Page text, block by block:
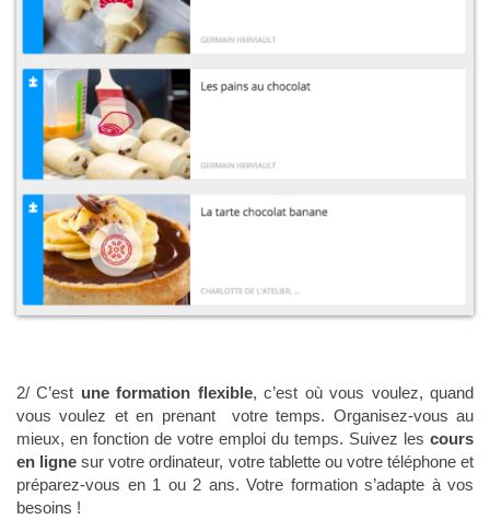
2/ C’est une formation flexible, c’est où vous voulez, quand
vous voulez et en prenant votre temps. Organisez-vous au
mieux, en fonction de votre emploi du temps. Suivez les cours
en ligne sur votre ordinateur, votre tablette ou votre téléphone et
préparez-vous en 1 ou 2 ans. Votre formation s’adapte à vos
besoins !